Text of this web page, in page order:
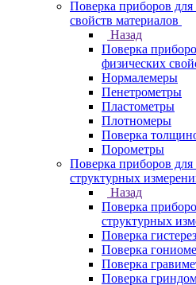
Поверка приборов
свойств материалов
Назад
Поверка
физических
Нормалемеры
Пенетрометры
Пластометры
Плотномеры
Поверка
Порометры
Поверка приборов
структурных
Назад
Поверка
структурных
Поверка
Поверка
Поверка
Поверка